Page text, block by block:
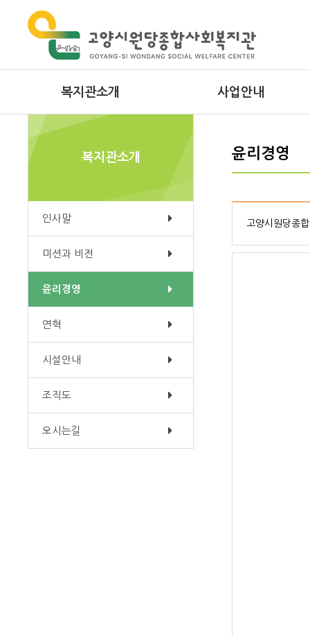
복지관소개
미션과 비전
시설안내
조직도
사업안내
서비스제공사업
원당마음이음발달센터
성인심리상담프로그램
복지관소개
인사말
미션과 비전
윤리경영
연혁
시설안내
조직도
오시는길
윤리경영
고양시원당종